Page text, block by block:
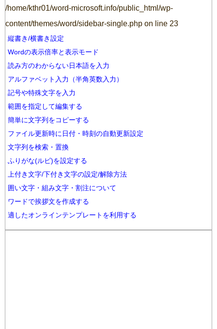
/home/kthr01/word-microsoft.info/public_html/wp-
content/themes/word/sidebar-single.php on line 23
縦書き/横書き設定
Wordの表示倍率と表示モード
読み方のわからない日本語を入力
アルファベット入力（半角英数入力）
記号や特殊文字を入力
範囲を指定して編集する
簡単に文字列をコピーする
ファイル更新時に日付・時刻の自動更新設定
文字列を検索・置換
ふりがな(ルビ)を設定する
上付き文字/下付き文字の設定/解除方法
囲い文字・組み文字・割注について
ワードで挨拶文を作成する
適したオンラインテンプレートを利用する